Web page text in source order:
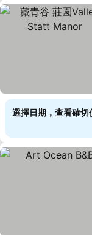
選擇日期，查看確切